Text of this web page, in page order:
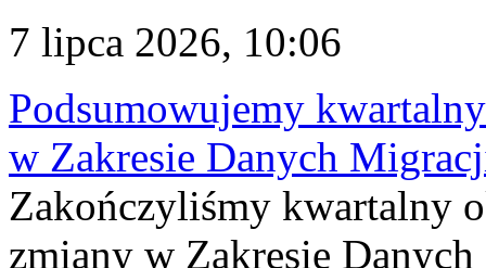
7 lipca 2026, 10:06
Podsumowujemy
w Zakresie Danych
Zakończyliśmy kwartalny
zmiany w Zakresie